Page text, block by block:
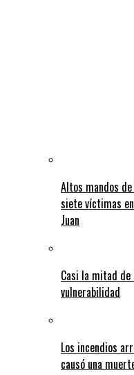
Altos mandos
siete víctimas
Juan
Casi la mitad de
vulnerabilidad
Los incendios
causó una